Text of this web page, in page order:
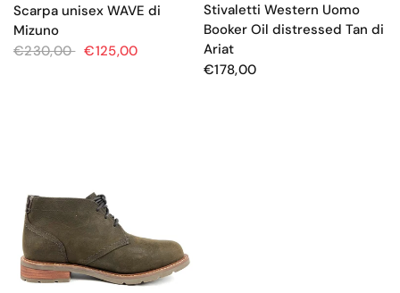
Scarpa unisex WAVE di
Mizuno
€230,00 €125,00
Stivaletti Western Uomo
Booker Oil distressed Tan di
Ariat
€178,00